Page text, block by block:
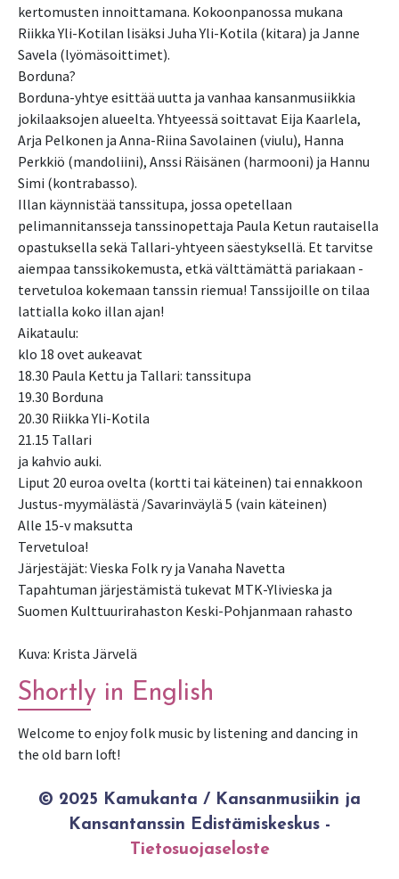
kertomusten innoittamana. Kokoonpanossa mukana
Riikka Yli-Kotilan lisäksi Juha Yli-Kotila (kitara) ja Janne
Savela (lyömäsoittimet).
Borduna?
Borduna-yhtye esittää uutta ja vanhaa kansanmusiikkia
jokilaaksojen alueelta. Yhtyeessä soittavat Eija Kaarlela,
Arja Pelkonen ja Anna-Riina Savolainen (viulu), Hanna
Perkkiö (mandoliini), Anssi Räisänen (harmooni) ja Hannu
Simi (kontrabasso).
Illan käynnistää tanssitupa, jossa opetellaan
pelimannitansseja tanssinopettaja Paula Ketun rautaisella
opastuksella sekä Tallari-yhtyeen säestyksellä. Et tarvitse
aiempaa tanssikokemusta, etkä välttämättä pariakaan -
tervetuloa kokemaan tanssin riemua! Tanssijoille on tilaa
lattialla koko illan ajan!
Aikataulu:
klo 18 ovet aukeavat
18.30 Paula Kettu ja Tallari: tanssitupa
19.30 Borduna
20.30 Riikka Yli-Kotila
21.15 Tallari
ja kahvio auki.
Liput 20 euroa ovelta (kortti tai käteinen) tai ennakkoon
Justus-myymälästä /Savarinväylä 5 (vain käteinen)
Alle 15-v maksutta
Tervetuloa!
Järjestäjät: Vieska Folk ry ja Vanaha Navetta
Tapahtuman järjestämistä tukevat MTK-Ylivieska ja
Suomen Kulttuurirahaston Keski-Pohjanmaan rahasto
Kuva: Krista Järvelä
Shortly in English
Welcome to enjoy folk music by listening and dancing in
the old barn loft!
© 2025 Kamukanta / Kansanmusiikin ja
Kansantanssin Edistämiskeskus -
Tietosuojaseloste